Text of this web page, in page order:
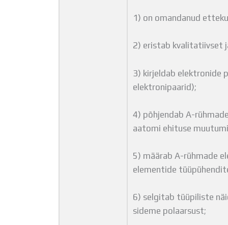
1) on omandanud
2) eristab kvalitatiivset
3) kirjeldab elektronide
elektronipaarid);
4) põhjendab A-
aatomi ehituse
5) määrab A-rühmade
elementide
6) selgitab tüüpiliste
sideme polaarsust;